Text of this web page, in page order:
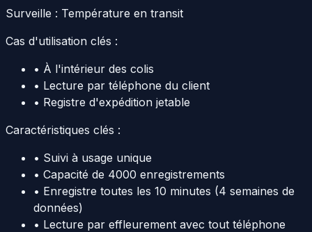
Surveille : Température en transit
Cas d'utilisation clés :
• À l'intérieur des colis
• Lecture par téléphone du client
• Registre d'expédition jetable
Caractéristiques clés :
• Suivi à usage unique
• Capacité de 4000 enregistrements
• Enregistre toutes les 10 minutes (4 semaines de
données)
• Lecture par effleurement avec tout téléphone